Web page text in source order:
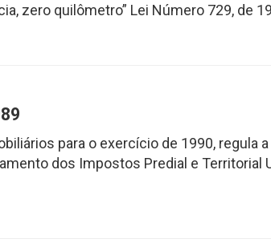
zero quilômetro” Lei Número 729, de
para o exercício de 1990, regula
dos Impostos Predial e Territorial